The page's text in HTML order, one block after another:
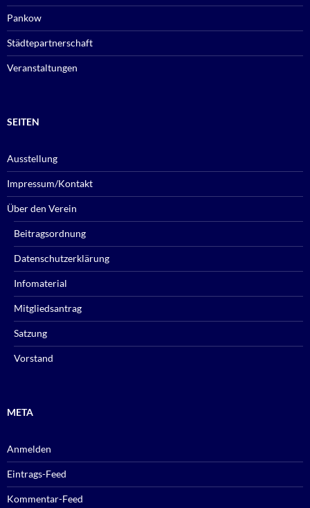
Pankow
Städtepartnerschaft
Veranstaltungen
SEITEN
Ausstellung
Impressum/Kontakt
Über den Verein
Beitragsordnung
Datenschutzerklärung
Infomaterial
Mitgliedsantrag
Satzung
Vorstand
META
Anmelden
Eintrags-Feed
Kommentar-Feed